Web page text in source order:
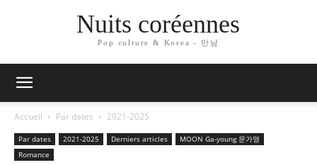
Nuits coréennes
Pop culture & Korea - 만남
Accueil Par dates 2021-2025
Par dates 2021-2025 Derniers articles
MOON Ga-young 문가영
Romance